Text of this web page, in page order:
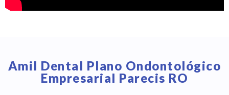
Amil Dental Plano Ondontológico
Empresarial Parecis RO